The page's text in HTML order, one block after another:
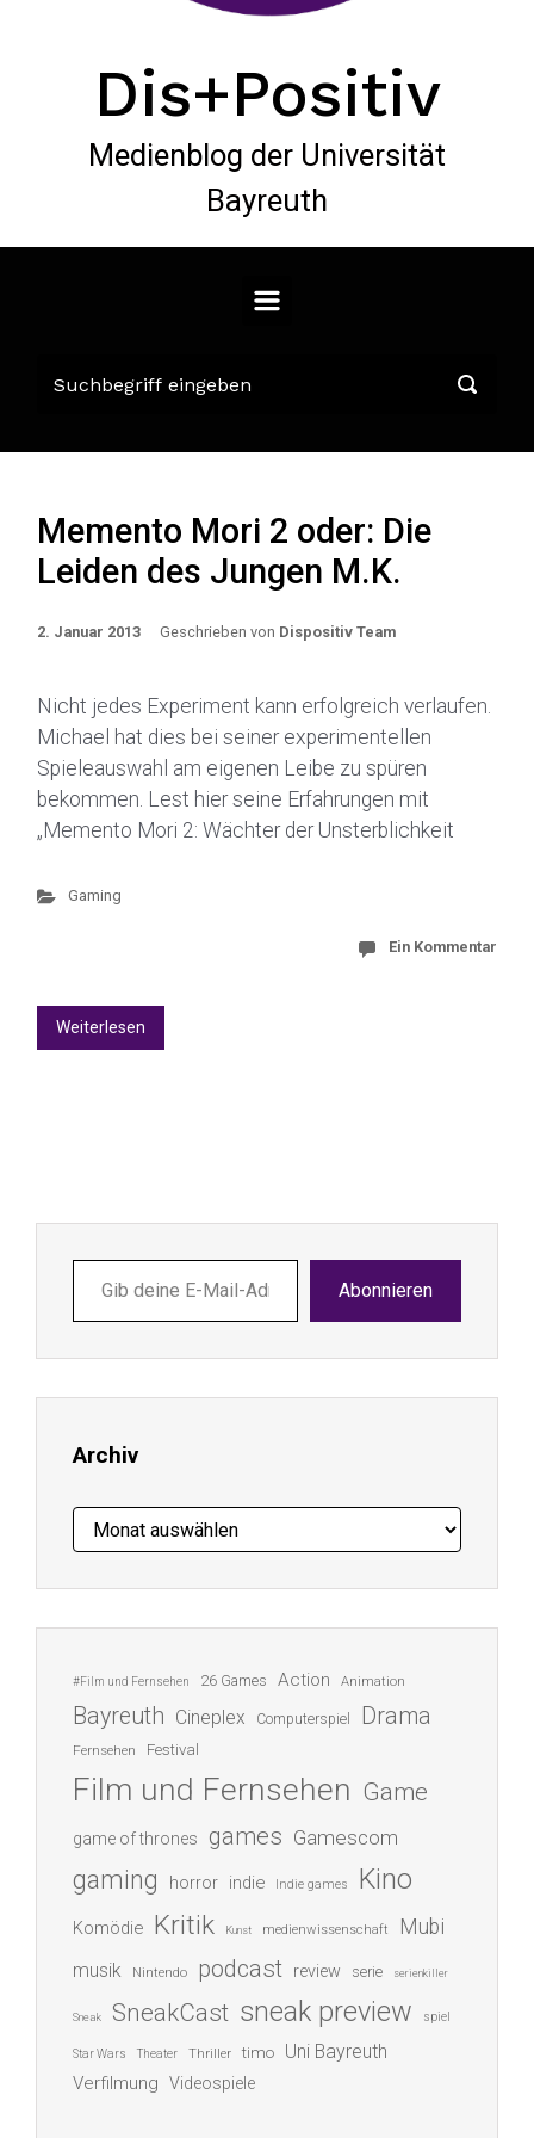
Dis+Positiv
Medienblog der Universität
Bayreuth
Memento Mori 2 oder: Die
Leiden des Jungen M.K.
2. Januar 2013 Geschrieben von Dispositiv Team
Nicht jedes Experiment kann erfolgreich verlaufen.
Michael hat dies bei seiner experimentellen
Spieleauswahl am eigenen Leibe zu spüren
bekommen. Lest hier seine Erfahrungen mit
„Memento Mori 2: Wächter der Unsterblichkeit
Gaming
Ein Kommentar
Weiterlesen
deine
E-
ein ...
Abonnieren
Archiv
Archiv
#Film und Fernsehen 26 Games Action Animation
Bayreuth Cineplex Computerspiel Drama
Fernsehen Festival
Film und Fernsehen Game
game of thrones games Gamescom
gaming horror indie Indie games Kino
Komödie Kritik Kunst medienwissenschaft Mubi
musik Nintendo podcast review serie serienkiller
Sneak SneakCast sneak preview spiel
Star Wars Theater Thriller timo Uni Bayreuth
Verfilmung Videospiele